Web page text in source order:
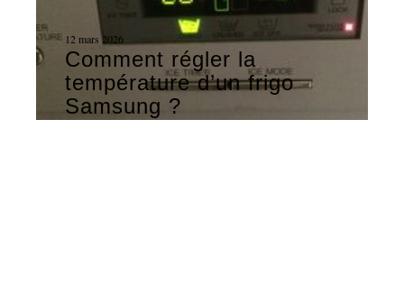
12 mars 2026
Comment régler la
température d’un frigo
Samsung ?